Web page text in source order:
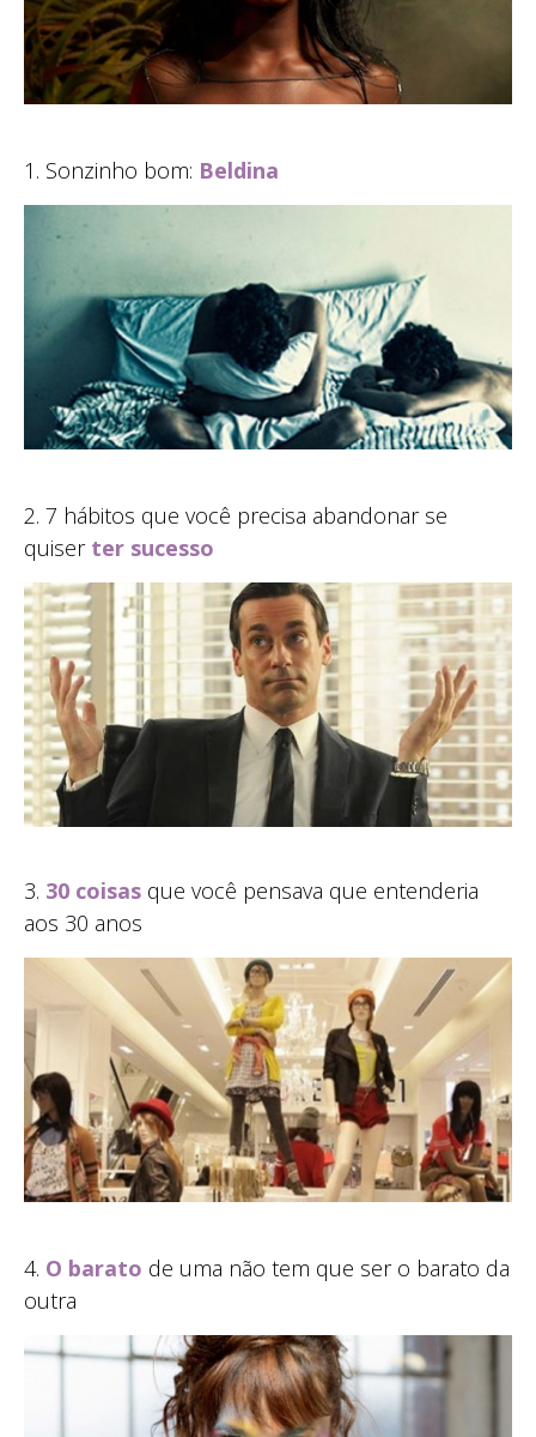
1. Sonzinho bom: Beldina
2. 7 hábitos que você precisa abandonar se
quiser ter sucesso
3. 30 coisas que você pensava que entenderia
aos 30 anos
4. O barato de uma não tem que ser o barato da
outra